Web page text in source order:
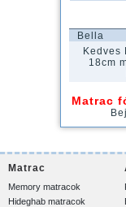
Bella
Kedves
18cm
Matrac
Matrac
Memory matracok
Hideghab matracok